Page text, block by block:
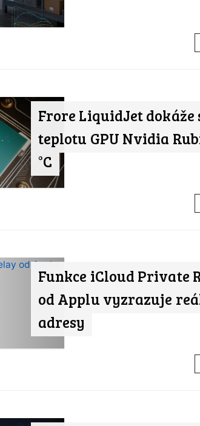
Frore LiquidJet
teplotu GPU Nvidia
°C
Funkce iCloud Private
od Applu vyzrazuje
adresy